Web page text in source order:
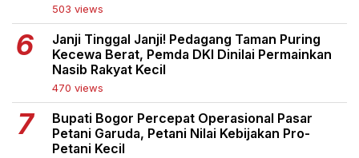
503 views
Janji Tinggal Janji! Pedagang Taman Puring
Kecewa Berat, Pemda DKI Dinilai Permainkan
Nasib Rakyat Kecil
470 views
Bupati Bogor Percepat Operasional Pasar
Petani Garuda, Petani Nilai Kebijakan Pro-
Petani Kecil